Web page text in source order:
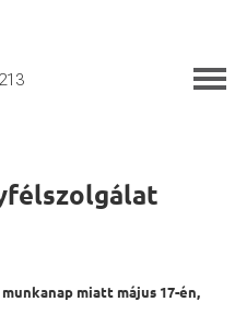
miatt május 17-én,